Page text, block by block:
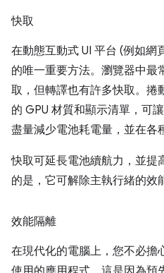
快取
在動態互動式 UI 平台 (例如網
的唯一重要方法。瀏覽器中最
取，但轉譯也有許多快取。捲
的 GPU 材質和顯示清單，可
盡量減少電池耗電量，並在各
快取可延長電池續航力，並提
的是，它可解除主執行緒的效
效能隔離
在現代化的電腦上，您不必擔